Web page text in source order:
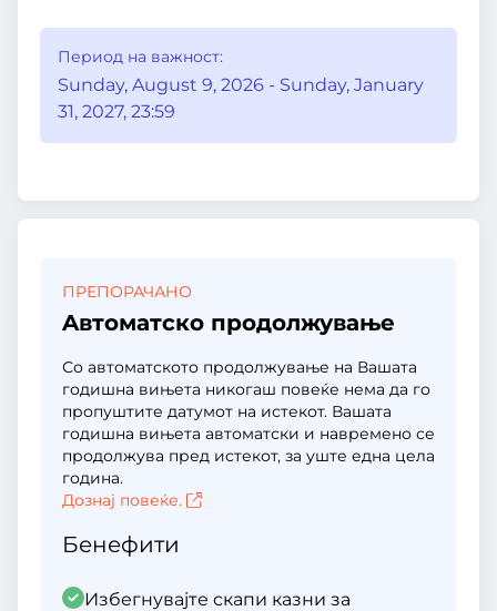
Период на важност:
Sunday, August 9, 2026 - Sunday, January
31, 2027, 23:59
ПРЕПОРАЧАНО
Aвтоматско продолжување
Со автоматското продолжување на Вашата
годишна вињета никогаш повеќе нема да го
пропуштите датумот на истекот. Вашата
годишна вињета автоматски и навремено се
продолжува пред истекот, за уште една цела
година.
Дознај повеќе.
Бенефити
Избегнувајте скапи казни за